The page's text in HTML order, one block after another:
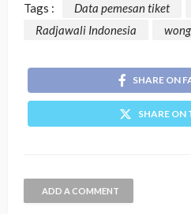
Tags : Data pemesan tiket
Radjawali Indonesia
SHARE ON
SHARE
ADD A COMMENT